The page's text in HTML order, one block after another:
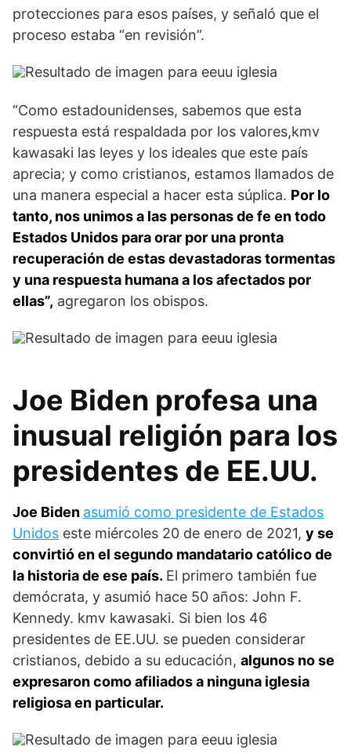
protecciones para esos países, y señaló que el
proceso estaba “en revisión”.
“Como estadounidenses, sabemos que esta
respuesta está respaldada por los valores,kmv
kawasaki las leyes y los ideales que este país
aprecia; y como cristianos, estamos llamados de
una manera especial a hacer esta súplica. Por lo
tanto, nos unimos a las personas de fe en todo
Estados Unidos para orar por una pronta
recuperación de estas devastadoras tormentas
y una respuesta humana a los afectados por
ellas”, agregaron los obispos.
Joe Biden profesa una
inusual religión para los
presidentes de EE.UU.
Joe Biden asumió como presidente de Estados
Unidos este miércoles 20 de enero de 2021, y se
convirtió en el segundo mandatario católico de
la historia de ese país. El primero también fue
demócrata, y asumió hace 50 años: John F.
Kennedy. kmv kawasaki. Si bien los 46
presidentes de EE.UU. se pueden considerar
cristianos, debido a su educación, algunos no se
expresaron como afiliados a ninguna iglesia
religiosa en particular.